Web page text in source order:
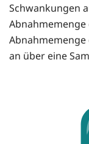
Schwankungen
Abnahmemenge
Abnahmemenge
an über eine